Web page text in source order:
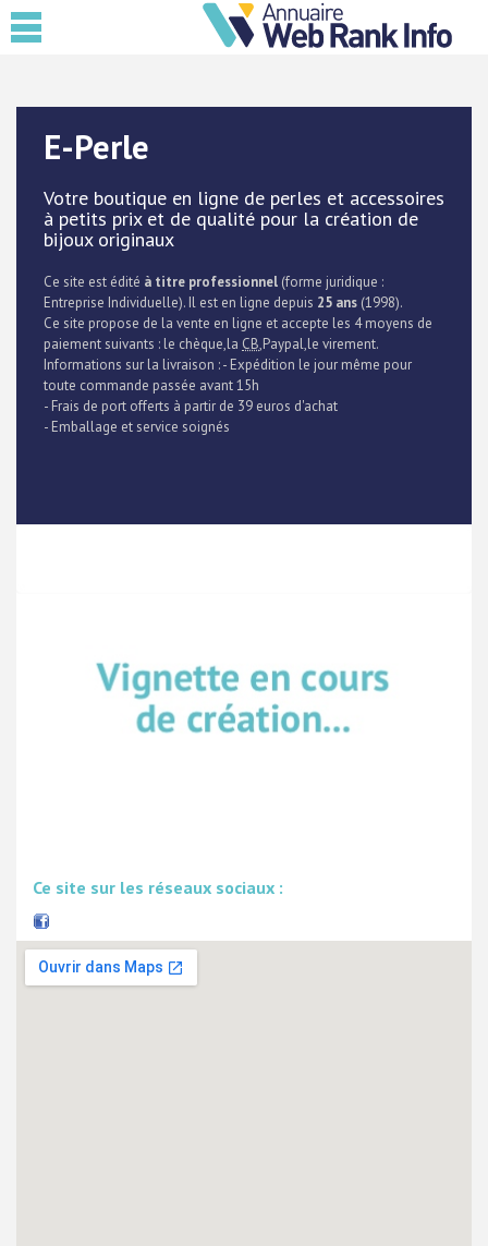
E-Perle
Votre boutique en ligne de perles et accessoires
à petits prix et de qualité pour la création de
bijoux originaux
Ce site est édité à titre professionnel (forme juridique :
Entreprise Individuelle). Il est en ligne depuis 25 ans (1998).
Ce site propose de la vente en ligne et accepte les 4 moyens de
paiement suivants : le chèque,la CB,Paypal,le virement.
Informations sur la livraison : - Expédition le jour même pour
toute commande passée avant 15h
- Frais de port offerts à partir de 39 euros d'achat
- Emballage et service soignés
Ce site sur les réseaux sociaux :